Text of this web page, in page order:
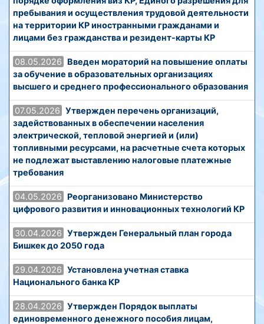
пребывания и осуществления трудовой деятельности
на территории КР иностранными гражданами и
лицами без гражданства и резидент-карты КР
08.05.2026
Введен мораторий на повышение оплаты
за обучение в образовательных организациях
высшего и среднего профессионального образования
07.05.2026 Утвержден перечень организаций,
задействованных в обеспечении населения
электрической, тепловой энергией и (или)
топливными ресурсами, на расчетные счета которых
не подлежат выставлению налоговые платежные
требования
04.05.2026
Реорганизовано Министерство
цифрового развития и инновационных технологий КР
30.04.2026 Утвержден Генеральный план города
Бишкек до 2050 года
29.04.2026 Установлена учетная ставка
Национального банка КР
28.04.2026 Утвержден Порядок выплаты
единовременного денежного пособия лицам,